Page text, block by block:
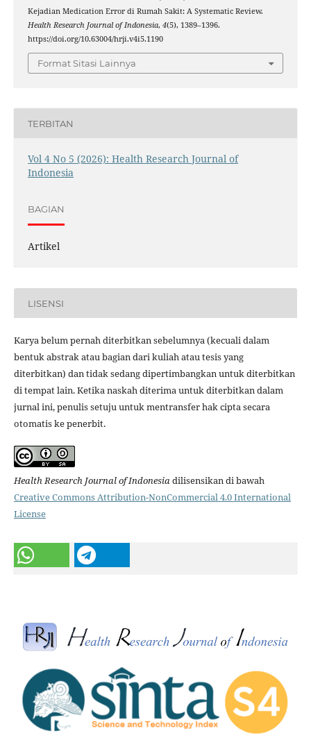
Kejadian Medication Error di Rumah Sakit: A Systematic Review.
Health Research Journal of Indonesia, 4(5), 1389–1396.
https://doi.org/10.63004/hrji.v4i5.1190
Format Sitasi Lainnya
TERBITAN
Vol 4 No 5 (2026): Health Research Journal of
Indonesia
BAGIAN
Artikel
LISENSI
Karya belum pernah diterbitkan sebelumnya (kecuali dalam
bentuk abstrak atau bagian dari kuliah atau tesis yang
diterbitkan) dan tidak sedang dipertimbangkan untuk diterbitkan
di tempat lain. Ketika naskah diterima untuk diterbitkan dalam
jurnal ini, penulis setuju untuk mentransfer hak cipta secara
otomatis ke penerbit.
Health Research Journal of Indonesiadilisensikan di bawah
Creative Commons Attribution-NonCommercial 4.0 International
License